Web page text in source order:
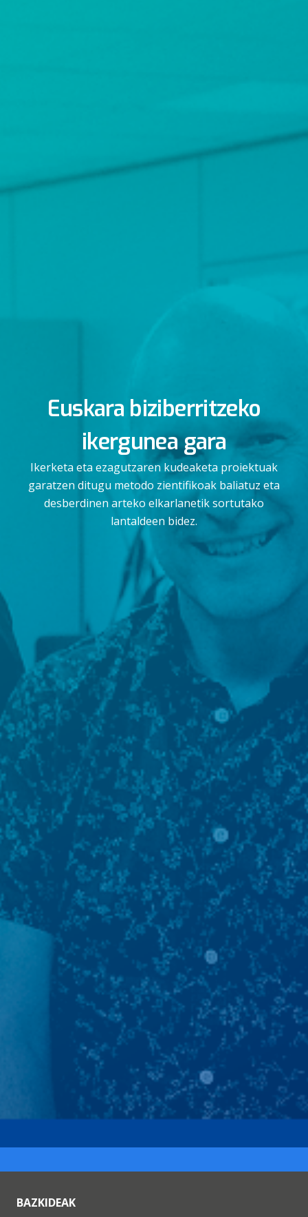
Euskara biziberritzeko
ikergunea gara
Ikerketa eta ezagutzaren kudeaketa proiektuak
garatzen ditugu metodo zientifikoak baliatuz eta
desberdinen arteko elkarlanetik sortutako
lantaldeen bidez.
BAZKIDEAK